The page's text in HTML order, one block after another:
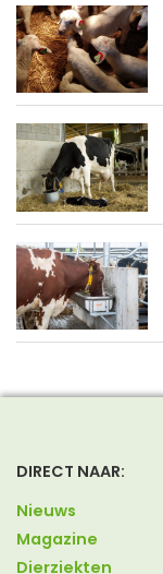
DIRECT NAAR:
Nieuws
Magazine
Dierziekten